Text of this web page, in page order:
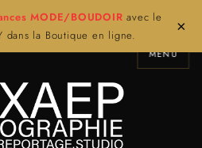
MODE/BOUDOIR avec le
dans la Boutique en ligne.
×
MENU